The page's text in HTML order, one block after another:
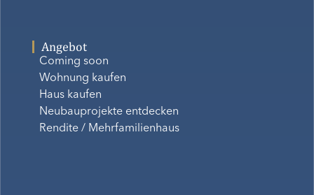
Angebot
Coming soon
Wohnung kaufen
Haus kaufen
Neubauprojekte entdecken
Rendite / Mehrfamilienhaus